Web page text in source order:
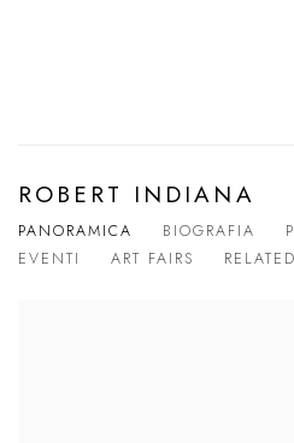
ROBERT INDIANA
PANORAMICA BIOGRAFIA
EVENTI
ART FAIRS